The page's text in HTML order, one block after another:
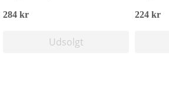
284 kr
Udsolgt
224 kr